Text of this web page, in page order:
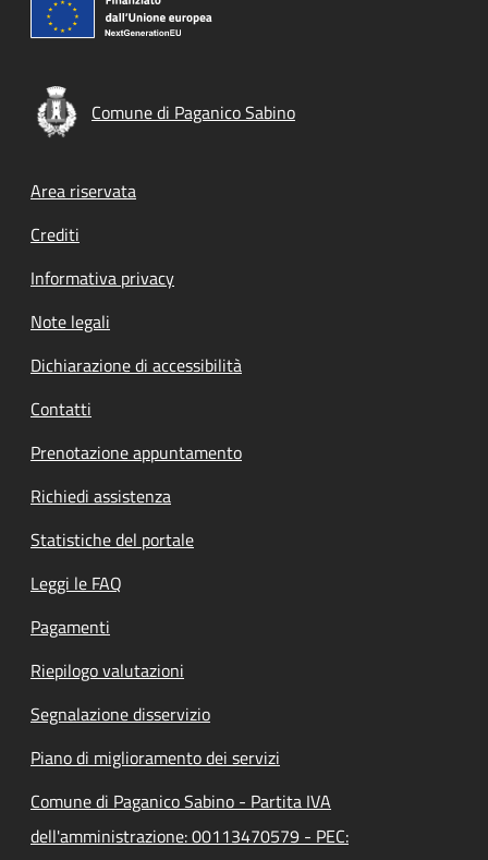
Comune di Paganico Sabino
Footer menu
Area riservata
Crediti
Informativa privacy
Note legali
Dichiarazione di accessibilità
Contatti
Prenotazione appuntamento
Richiedi assistenza
Statistiche del portale
Leggi le FAQ
Pagamenti
Riepilogo valutazioni
Segnalazione disservizio
Piano di miglioramento dei servizi
Comune di Paganico Sabino - Partita IVA
dell'amministrazione: 00113470579 - PEC: